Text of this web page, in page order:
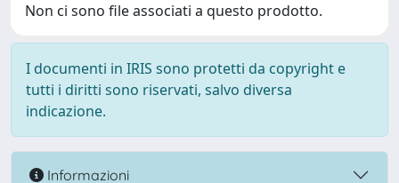
Non ci sono file associati a questo prodotto.
I documenti in IRIS sono protetti da copyright e
tutti i diritti sono riservati, salvo diversa
indicazione.
Informazioni